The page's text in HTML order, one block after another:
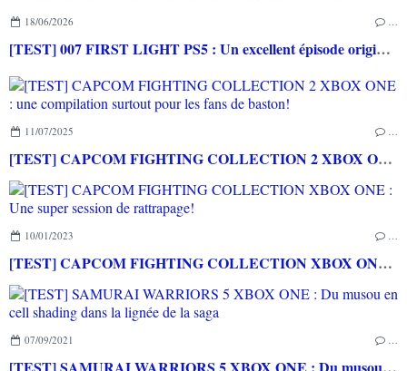
18/06/2026
[TEST] 007 FIRST LIGHT PS5 : Un excellent épisode original de James Bond avec le savoir-faire de IO INTERACTIVE
11/07/2025
[TEST] CAPCOM FIGHTING COLLECTION 2 XBOX ONE : une compilation surtout pour les fans de baston!
10/01/2023
[TEST] CAPCOM FIGHTING COLLECTION XBOX ONE : Une super session de rattrapage!
07/09/2021
[TEST] SAMURAI WARRIORS 5 XBOX ONE : Du musou en cell shading dans la lignée de la saga